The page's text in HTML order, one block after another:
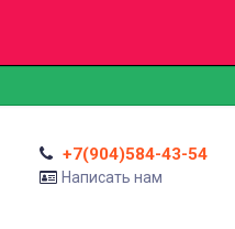
+7(904)584-43-54
Написать нам